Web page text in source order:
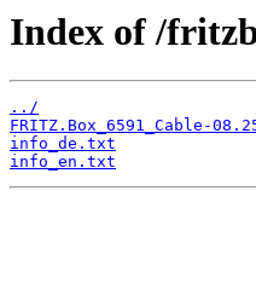
Index of /
../
FRITZ.Box_6591_Cable-
info_de.txt
info_en.txt